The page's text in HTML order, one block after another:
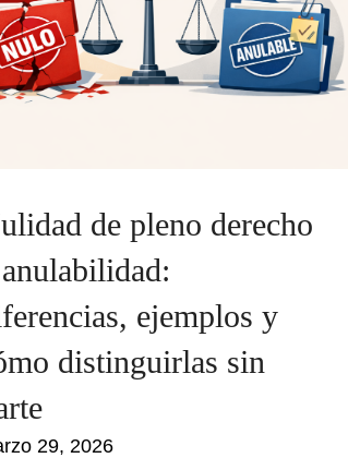
de pleno derecho
ejemplos y
distinguirlas sin
29, 2026